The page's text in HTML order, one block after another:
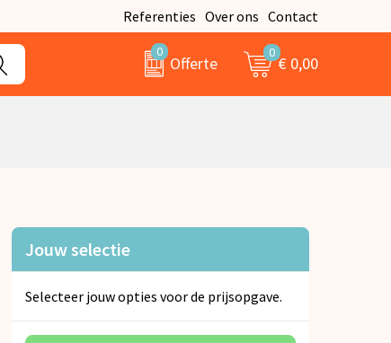
Referenties Over ons Contact
0
Offerte
0
€ 0,00
Jouw selectie
Selecteer jouw opties voor de prijsopgave.